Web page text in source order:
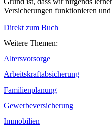
Versicherungen funktionieren
Direkt zum Buch
Weitere Themen:
Altersvorsorge
Arbeitskraftabsicherung
Familienplanung
Gewerbeversicherung
Immobilien